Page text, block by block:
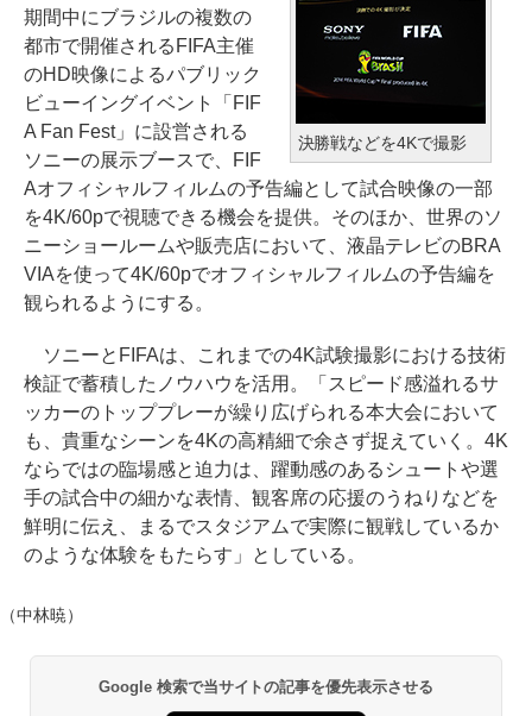
決勝戦などを4Kで撮影
期間中にブラジルの複数の
都市で開催されるFIFA主催
のHD映像によるパブリック
ビューイングイベント「FIF
A Fan Fest」に設営される
ソニーの展示ブースで、FIF
Aオフィシャルフィルムの予告編として試合映像の一部
を4K/60pで視聴できる機会を提供。そのほか、世界のソ
ニーショールームや販売店において、液晶テレビのBRA
VIAを使って4K/60pでオフィシャルフィルムの予告編を
観られるようにする。
ソニーとFIFAは、これまでの4K試験撮影における技術
検証で蓄積したノウハウを活用。「スピード感溢れるサ
ッカーのトッププレーが繰り広げられる本大会において
も、貴重なシーンを4Kの高精細で余さず捉えていく。4K
ならではの臨場感と迫力は、躍動感のあるシュートや選
手の試合中の細かな表情、観客席の応援のうねりなどを
鮮明に伝え、まるでスタジアムで実際に観戦しているか
のような体験をもたらす」としている。
（中林暁）
Google 検索で当サイトの記事を優先表示させる